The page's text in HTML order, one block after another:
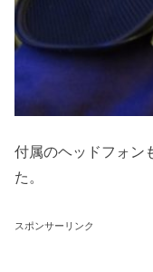
付属のヘッドフォン
た。
スポンサーリンク